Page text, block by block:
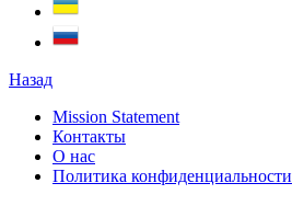
Назад
Mission Statement
Контакты
О нас
Политика конфиденциальности